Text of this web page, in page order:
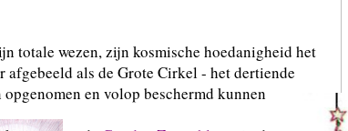
totale wezen, zijn kosmische hoedanigheid het
als de Grote Cirkel - het dertiende
en volop beschermd kunnen